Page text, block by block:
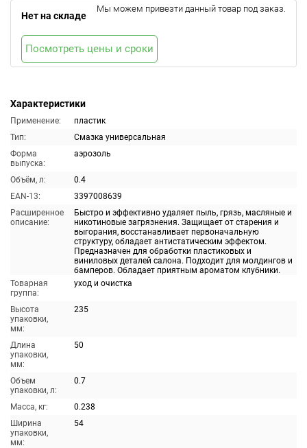
Характеристики
Применение:
пластик
Тип:
Смазка универсальная
Форма
выпуска:
аэрозоль
Объём, л:
0.4
EAN-13:
3397008639
Расширенное
описание:
Быстро и эффективно удаляет пыль, грязь, масляные и
никотиновые загрязнения. Защищает от старения и
выгорания, восстанавливает первоначальную
структуру, обладает антистатическим эффектом.
Предназначен для обработки пластиковых и
виниловых деталей салона. Подходит для молдингов и
бамперов. Обладает приятным ароматом клубники.
Товарная
группа:
уход и очистка
Высота
упаковки,
мм:
235
Длина
упаковки,
мм:
50
Объем
упаковки, л:
0.7
Масса, кг:
0.238
Ширина
упаковки,
мм:
54
Нет на складе
Мы можем привезти данный товар под заказ.
Посмотреть цены и сроки